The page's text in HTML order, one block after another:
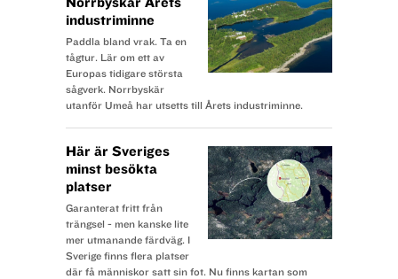
industriminne
Paddla bland vrak. Ta en
tågtur. Lär om ett av
Europas tidigare största
sågverk. Norrbyskär
utanför Umeå har utsetts till Årets industriminne.
Här är Sveriges
minst besökta
platser
Garanterat fritt från
trängsel - men kanske lite
mer utmanande färdväg. I
Sverige finns flera platser
där få människor satt sin fot. Nu finns kartan som